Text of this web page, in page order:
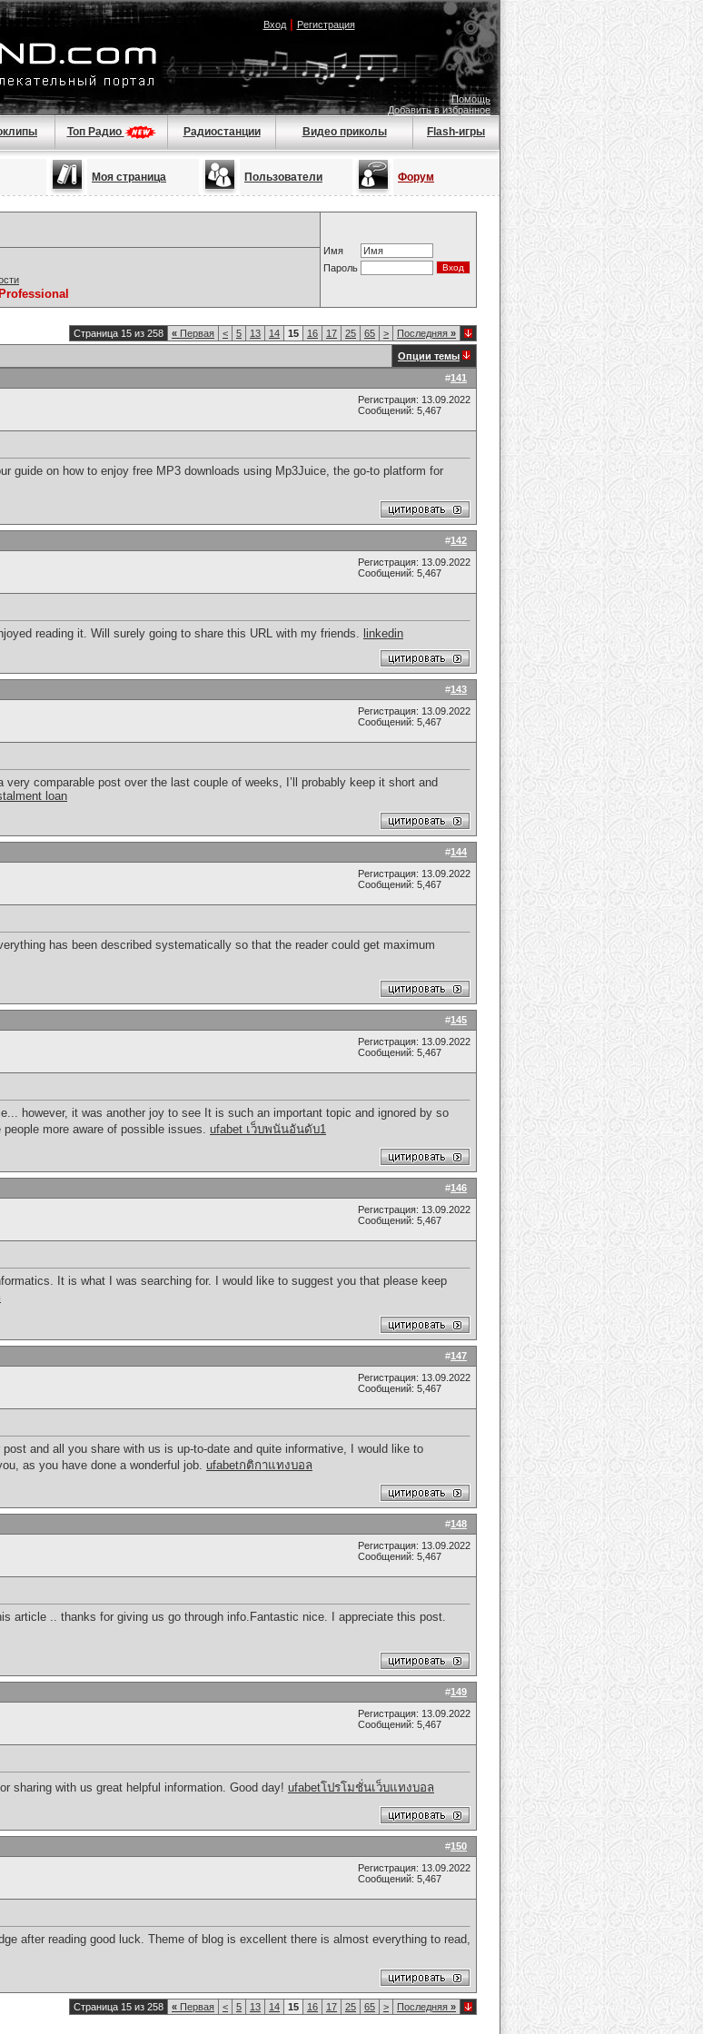
Вход| Регистрация
Помощь
Добавить в избранное
Топ Радио Радиостанции Видео приколы Flash-игры
Моя страница Пользователи Форум
Имя
Пароль
Страница 15 из 258 « Первая < 5 13 14 15 16 17 25 65 > Последняя »
Опции темы
#141
Регистрация: 13.09.2022
Сообщений: 5,467
guide on how to enjoy free MP3 downloads using Mp3Juice, the go-to platform for
#142
Регистрация: 13.09.2022
Сообщений: 5,467
reading it. Will surely going to share this URL with my friends. linkedin
#143
Регистрация: 13.09.2022
Сообщений: 5,467
comparable post over the last couple of weeks, I’ll probably keep it short and
loan
#144
Регистрация: 13.09.2022
Сообщений: 5,467
has been described systematically so that the reader could get maximum
#145
Регистрация: 13.09.2022
Сообщений: 5,467
however, it was another joy to see It is such an important topic and ignored by so
more aware of possible issues. ufabet เว็บพนันอันดับ1
#146
Регистрация: 13.09.2022
Сообщений: 5,467
It is what I was searching for. I would like to suggest you that please keep
#147
Регистрация: 13.09.2022
Сообщений: 5,467
and all you share with us is up-to-date and quite informative, I would like to
as you have done a wonderful job. ufabetกติกาแทงบอล
#148
Регистрация: 13.09.2022
Сообщений: 5,467
article .. thanks for giving us go through info.Fantastic nice. I appreciate this post.
#149
Регистрация: 13.09.2022
Сообщений: 5,467
sharing with us great helpful information. Good day! ufabetโปรโมชั่นเว็บแทงบอล
#150
Регистрация: 13.09.2022
Сообщений: 5,467
after reading good luck. Theme of blog is excellent there is almost everything to read,
Страница 15 из 258 « Первая < 5 13 14 15 16 17 25 65 > Последняя »